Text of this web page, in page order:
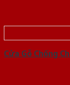
Cửa Gỗ Chống